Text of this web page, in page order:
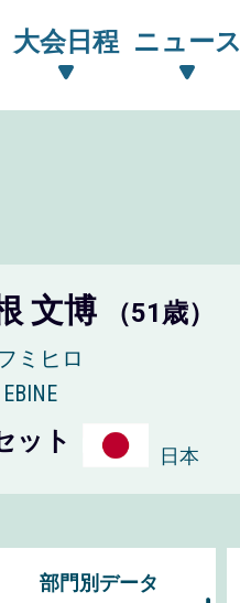
大会日程 ニュース
文博 （51歳）
ミヒロ
ット 日本
部門別データ